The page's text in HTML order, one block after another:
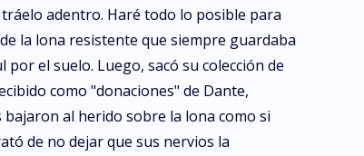
adentro. Haré todo lo posible para
la lona resistente que siempre guardaba
el suelo. Luego, sacó su colección de
como "donaciones" de Dante,
al herido sobre la lona como si
de no dejar que sus nervios la